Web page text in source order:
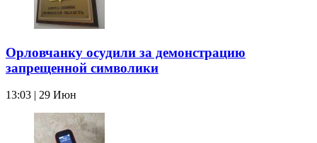
Орловчанку осудили за демонстрацию
запрещенной символики
13:03 | 29 Июн